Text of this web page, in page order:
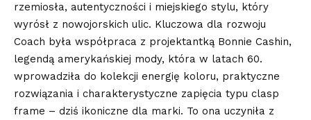
rzemiosła, autentyczności i miejskiego stylu, który
wyrósł z nowojorskich ulic. Kluczowa dla rozwoju
Coach była współpraca z projektantką Bonnie Cashin,
legendą amerykańskiej mody, która w latach 60.
wprowadziła do kolekcji energię koloru, praktyczne
rozwiązania i charakterystyczne zapięcia typu clasp
frame – dziś ikoniczne dla marki. To ona uczyniła z